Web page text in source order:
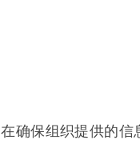
确保组织提供的